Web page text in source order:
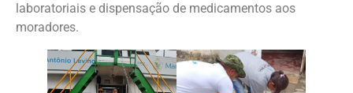
laboratoriais e dispensação de medicamentos aos
moradores.